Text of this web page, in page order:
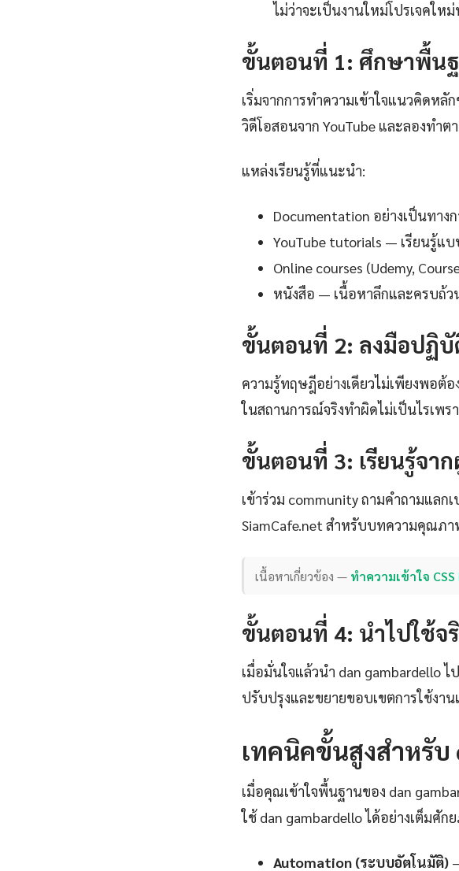
ไม่ว่าจะเป็นงานใหม่โปรเจคให
ขั้นตอนที่ 1: ศึกษาพื้น
เริ่มจากการทำความเข้าใจแนวคิดห
วิดีโอสอนจาก YouTube และลองท
แหล่งเรียนรู้ที่แนะนำ:
Documentation อย่างเป็นทา
YouTube tutorials — เรียนรู้แบ
Online courses (Udemy,
หนังสือ — เนื้อหาลึกและครบถ้ว
ขั้นตอนที่ 2: ลงมือปฏิบั
ความรู้ทฤษฎีอย่างเดียวไม่เพียงพอต้อ
ในสถานการณ์จริงทำผิดไม่เป็นไรเพ
ขั้นตอนที่ 3: เรียนรู้จา
เข้าร่วม community ถามคำถามแล
SiamCafe.net สำหรับบทความคุณภา
เนื้อหาเกี่ยวข้อง — ทำความเข้าใจ
ขั้นตอนที่ 4: นำไปใช้จ
เมื่อมั่นใจแล้วนำ dan gambardello
ปรับปรุงและขยายขอบเขตการใช้งา
เทคนิคขั้นสูงสำหรับ
เมื่อคุณเข้าใจพื้นฐานของ dan
ใช้ dan gambardello ได้อย่างเต็มศัก
Automation (ระบบอัตโนมัติ)